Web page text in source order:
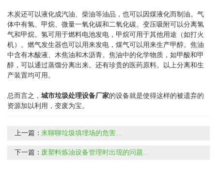
木炭还可以液化成汽油、柴油等油品，也可以因煤液化而制油。气
体中有氢、甲烷、微量一氧化碳和二氧化碳。变压吸附可以分离氢
气和甲烷。氢可用于燃料电池发电，甲烷可用于其他用途（如打火
机）。燃气发生器也可以用来发电，煤气可以用来生产甲醇。焦油
中含有木酸液、木焦油和木沥青。焦油中的化学物质，如甲酸和甲
醇，可以通过蒸馏分离出来。还有珍贵的医药原料。以上分离和生
产装置均可用。
总而言之， 城市垃圾处理设备厂家的设备就是使得这样的被遗弃的
资源加以利用，变废为宝。
上一篇：来聊聊垃圾填埋场的危害...
下一篇： 废塑料炼油设备管理时出现的问题...